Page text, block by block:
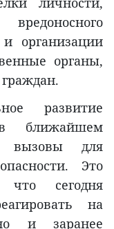
организации
органы,
развитие
ближайшем
вызовы для
Это
что сегодня
на
и заранее